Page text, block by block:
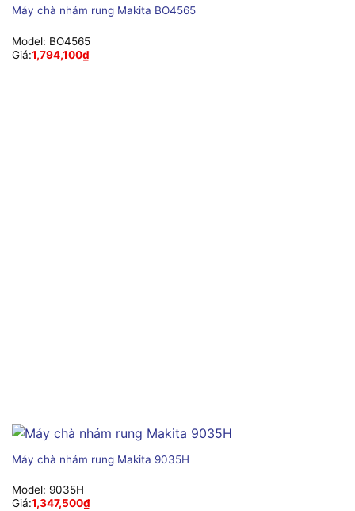
Máy chà nhám rung Makita BO4565
Model: BO4565
Giá:1,794,100₫
Máy chà nhám rung Makita 9035H
Model: 9035H
Giá:1,347,500₫